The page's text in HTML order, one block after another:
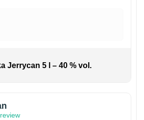
Jerrycan 5 l – 40 % vol.